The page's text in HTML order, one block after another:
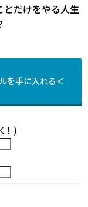
とだけをやる人生
を手に入れる＜
！)